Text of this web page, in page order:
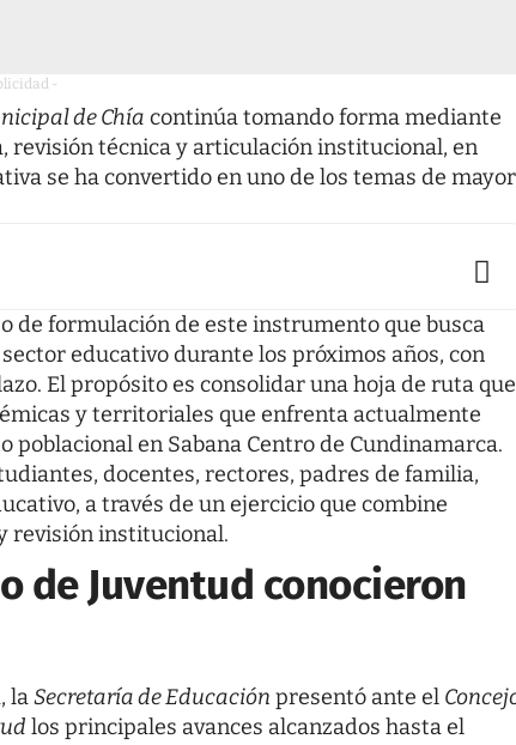
-
de Chía continúa tomando forma mediante
revisión técnica y articulación institucional, en
se ha convertido en uno de los temas de mayor
de formulación de este instrumento que busca
educativo durante los próximos años, con
El propósito es consolidar una hoja de ruta que
y territoriales que enfrenta actualmente
en Sabana Centro de Cundinamarca.
docentes, rectores, padres de familia,
a través de un ejercicio que combine
revisión institucional.
de Juventud conocieron
laSecretaría de Educación presentó ante el
los principales avances alcanzados hasta el